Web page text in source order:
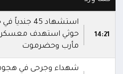
14:21
استشهاد 45
حوثي استهدف
مأرب وحضرموت
شهداء وجرحى في